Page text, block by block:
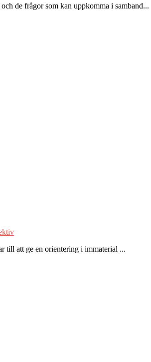
de frågor som kan uppkomma i samband...
till att ge en orientering i immaterial ...